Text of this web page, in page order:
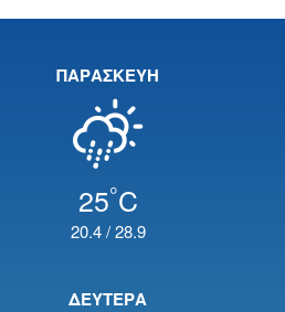
ΠΑΡΑΣΚΕΥΗ
25°C
20.4/28.9
ΔΕΥΤΕΡΑ